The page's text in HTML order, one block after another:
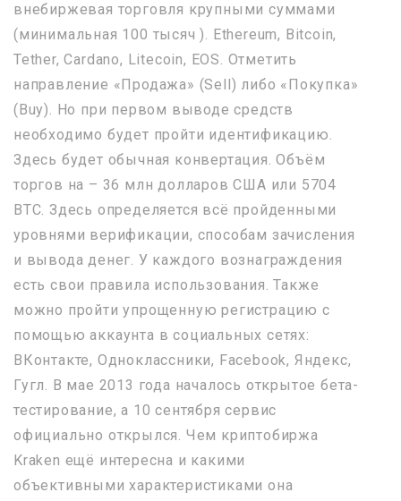
внебиржевая торговля крупными суммами
(минимальная 100 тысяч ). Ethereum, Bitcoin,
Tether, Cardano, Litecoin, EOS. Отметить
направление «Продажа» (Sell) либо «Покупка»
(Buy). Но при первом выводе средств
необходимо будет пройти идентификацию.
Здесь будет обычная конвертация. Объём
торгов на – 36 млн долларов США или 5704
BTC. Здесь определяется всё пройденными
уровнями верификации, способам зачисления
и вывода денег. У каждого вознаграждения
есть свои правила использования. Также
можно пройти упрощенную регистрацию с
помощью аккаунта в социальных сетях:
ВКонтакте, Одноклассники, Facebook, Яндекс,
Гугл. В мае 2013 года началось открытое бета-
тестирование, а 10 сентября сервис
официально открылся. Чем криптобиржа
Kraken ещё интересна и какими
объективными характеристиками она